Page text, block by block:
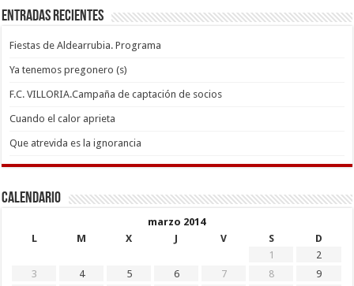
Entradas recientes
Fiestas de Aldearrubia. Programa
Ya tenemos pregonero (s)
F.C. VILLORIA.Campaña de captación de socios
Cuando el calor aprieta
Que atrevida es la ignorancia
Calendario
marzo 2014
L
M X J V S
D
1
2
3
4 5 6 7 8
9